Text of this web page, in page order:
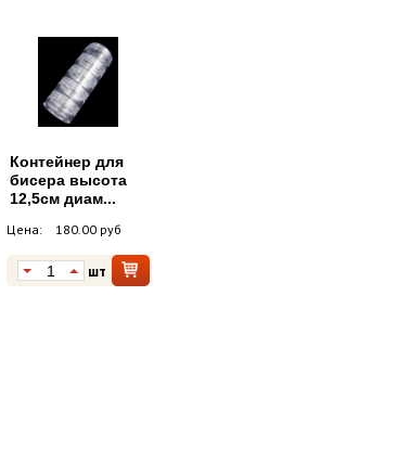
Контейнер для
бисера высота
12,5см диам...
Цена: 180.00 руб
шт